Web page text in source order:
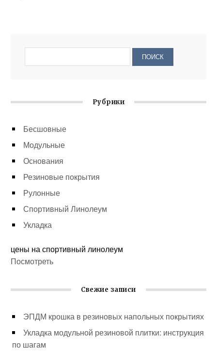
Рубрики
Бесшовные
Модульные
Основания
Резиновые покрытия
Рулонные
Спортивный Линолеум
Укладка
цены на спортивный линолеум
Посмотреть
Свежие записи
ЭПДМ крошка в резиновых напольных покрытиях
Укладка модульной резиновой плитки: инструкция
по шагам